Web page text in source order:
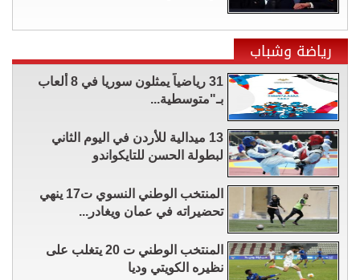
رياضة وشباب
31 رياضياً يمثلون سوريا في 8 ألعاب
بـ"متوسطية...
13 ميدالية للأردن في اليوم الثاني
لبطولة الحسن للتايكواندو
المنتخب الوطني النسوي ت17 ينهي
تحضيراته في عمان ويغادر...
المنتخب الوطني ت 20 يتغلب على
نظيره الكويتي وديا